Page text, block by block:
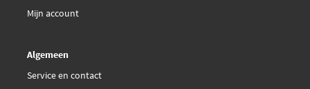
Mijn account
Algemeen
Service en contact